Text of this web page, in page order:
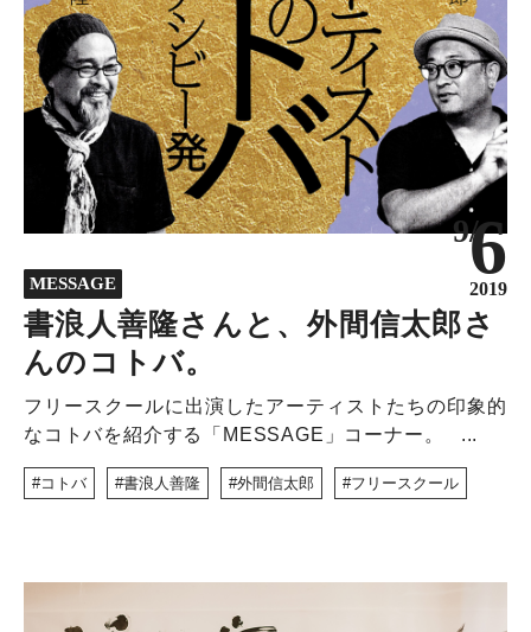
MESSAGE
9/6
2019
書浪人善隆さんと、外間信太郎さ
んのコトバ。
フリースクールに出演したアーティストたちの印象的
なコトバを紹介する「MESSAGE」コーナー。 ...
コトバ 書浪人善隆 外間信太郎 フリースクール